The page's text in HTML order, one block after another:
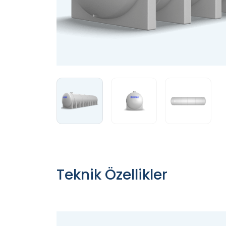
Teknik Özellikler